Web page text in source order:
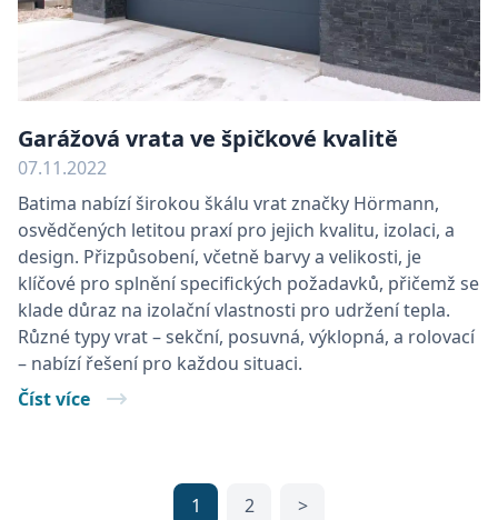
Garážová vrata ve špičkové kvalitě
07.11.2022
Batima nabízí širokou škálu vrat značky Hörmann,
osvědčených letitou praxí pro jejich kvalitu, izolaci, a
design. Přizpůsobení, včetně barvy a velikosti, je
klíčové pro splnění specifických požadavků, přičemž se
klade důraz na izolační vlastnosti pro udržení tepla.
Různé typy vrat – sekční, posuvná, výklopná, a rolovací
– nabízí řešení pro každou situaci.
Číst více
1 2 >